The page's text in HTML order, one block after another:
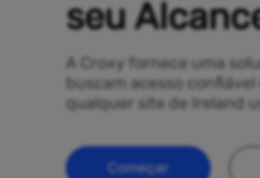
seu
A Croxy fornece uma
buscam acesso
qualquer site de Ireland
Começar